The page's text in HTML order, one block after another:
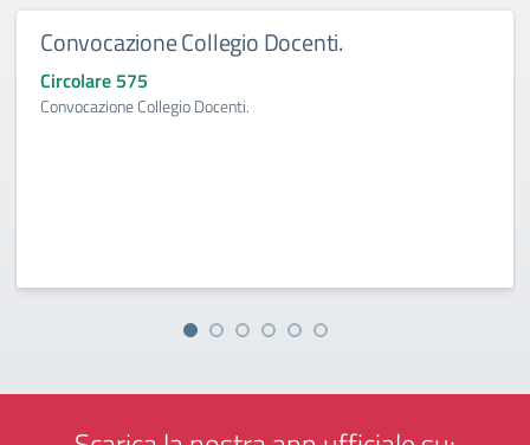
Convocazione Collegio Docenti.
Circolare 575
Convocazione Collegio Docenti.